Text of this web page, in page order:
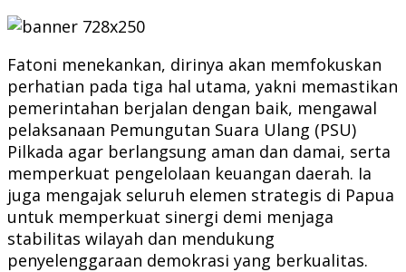
Fatoni menekankan, dirinya akan memfokuskan
perhatian pada tiga hal utama, yakni memastikan
pemerintahan berjalan dengan baik, mengawal
pelaksanaan Pemungutan Suara Ulang (PSU)
Pilkada agar berlangsung aman dan damai, serta
memperkuat pengelolaan keuangan daerah. Ia
juga mengajak seluruh elemen strategis di Papua
untuk memperkuat sinergi demi menjaga
stabilitas wilayah dan mendukung
penyelenggaraan demokrasi yang berkualitas.